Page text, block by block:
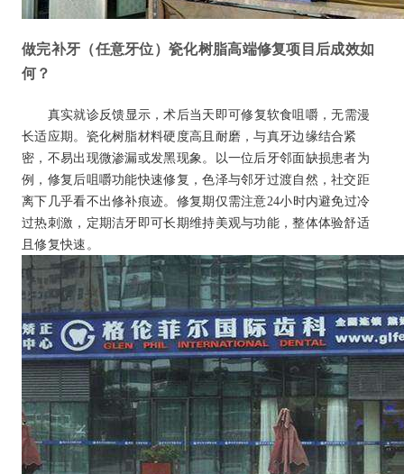
做完补牙（任意牙位）瓷化树脂高端修复项目后成效如
何？
真实就诊反馈显示，术后当天即可修复软食咀嚼，无需漫
长适应期。瓷化树脂材料硬度高且耐磨，与真牙边缘结合紧
密，不易出现微渗漏或发黑现象。以一位后牙邻面缺损患者为
例，修复后咀嚼功能快速修复，色泽与邻牙过渡自然，社交距
离下几乎看不出修补痕迹。修复期仅需注意24小时内避免过冷
过热刺激，定期洁牙即可长期维持美观与功能，整体体验舒适
且修复快速。